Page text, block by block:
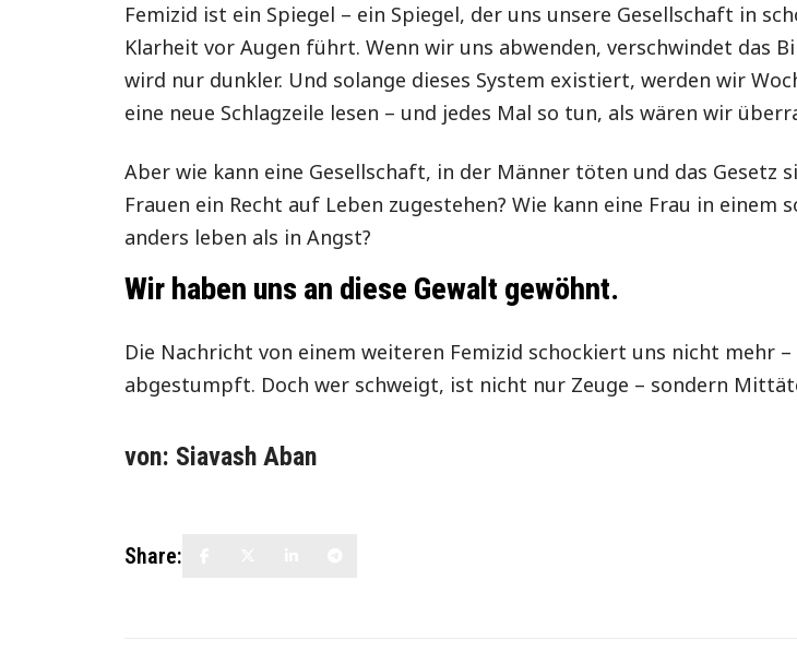
Femizid ist ein Spiegel – ein Spiegel, der uns unsere Gesellschaft in
Klarheit vor Augen führt. Wenn wir uns abwenden, verschwindet das
wird nur dunkler. Und solange dieses System existiert, werden wir
eine neue Schlagzeile lesen – und jedes Mal so tun, als wären wir
Aber wie kann eine Gesellschaft, in der Männer töten und das Gesetz
Frauen ein Recht auf Leben zugestehen? Wie kann eine Frau in einem
anders leben als in Angst?
Wir haben uns an diese Gewalt gewöhnt.
Die Nachricht von einem weiteren Femizid schockiert uns nicht mehr
abgestumpft. Doch wer schweigt, ist nicht nur Zeuge – sondern
von: Siavash Aban
Share: